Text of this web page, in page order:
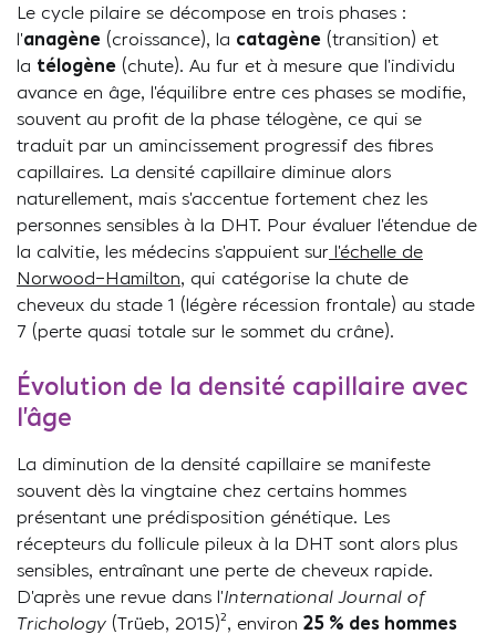
Le cycle pilaire se décompose en trois phases :
l’anagène (croissance), la catagène (transition) et
la télogène (chute). Au fur et à mesure que l’individu
avance en âge, l’équilibre entre ces phases se modifie,
souvent au profit de la phase télogène, ce qui se
traduit par un amincissement progressif des fibres
capillaires. La densité capillaire diminue alors
naturellement, mais s’accentue fortement chez les
personnes sensibles à la DHT. Pour évaluer l’étendue de
la calvitie, les médecins s’appuient surl’échelle de
Norwood-Hamilton, qui catégorise la chute de
cheveux du stade 1 (légère récession frontale) au stade
7 (perte quasi totale sur le sommet du crâne).
Évolution de la densité capillaire avec
l’âge
La diminution de la densité capillaire se manifeste
souvent dès la vingtaine chez certains hommes
présentant une prédisposition génétique. Les
récepteurs du follicule pileux à la DHT sont alors plus
sensibles, entraînant une perte de cheveux rapide.
D’après une revue dans l’International Journal of
Trichology (Trüeb, 2015)², environ 25 % des hommes